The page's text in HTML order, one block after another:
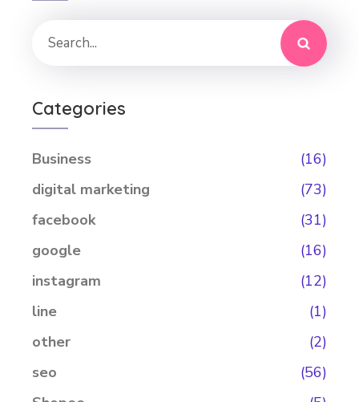
Categories
Business
(16)
digital marketing
(73)
facebook
(31)
google
(16)
instagram
(12)
line
(1)
other
(2)
seo
(56)